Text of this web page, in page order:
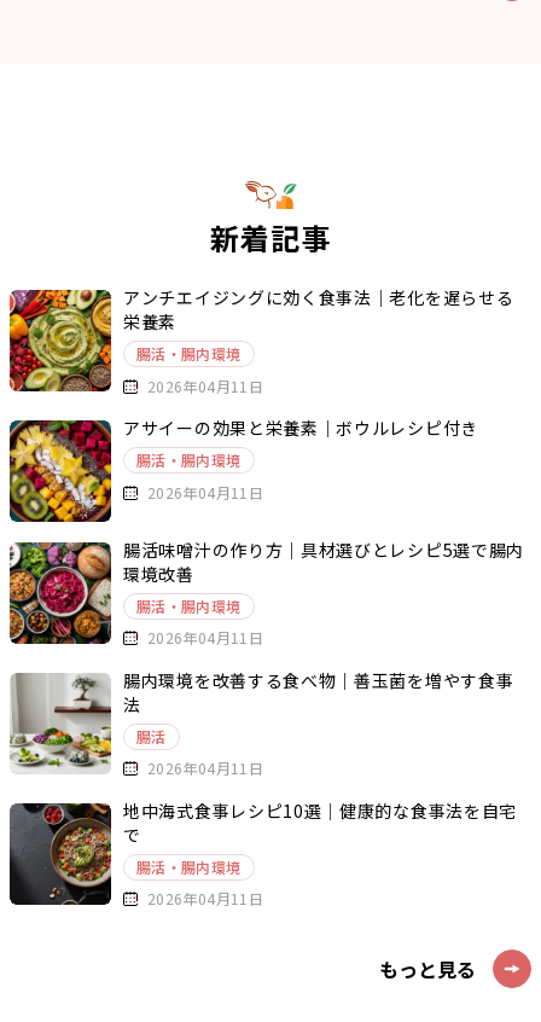
新着記事
アンチエイジングに効く食事法｜老化を遅らせる
栄養素
腸活・腸内環境
2026年04月11日
アサイーの効果と栄養素｜ボウルレシピ付き
腸活・腸内環境
2026年04月11日
腸活味噌汁の作り方｜具材選びとレシピ5選で腸内
環境改善
腸活・腸内環境
2026年04月11日
腸内環境を改善する食べ物｜善玉菌を増やす食事
法
腸活
2026年04月11日
地中海式食事レシピ10選｜健康的な食事法を自宅
で
腸活・腸内環境
2026年04月11日
もっと見る